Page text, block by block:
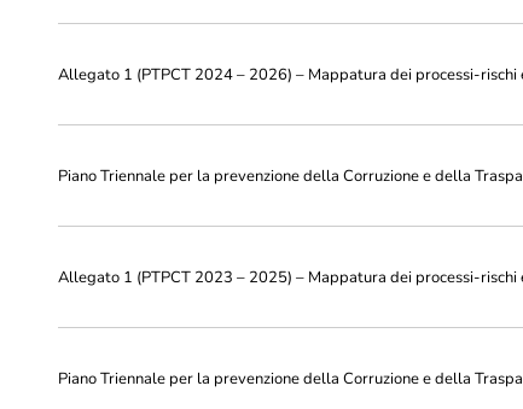
Allegato 1 (PTPCT 2024 – 2026) – Mappatura dei processi-rischi
Piano Triennale per la prevenzione della Corruzione e della
Allegato 1 (PTPCT 2023 – 2025) – Mappatura dei processi-rischi
Piano Triennale per la prevenzione della Corruzione e della